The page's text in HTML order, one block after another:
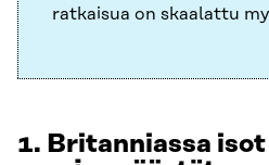
ratkaisua on skaalattu
1. Britanniassa